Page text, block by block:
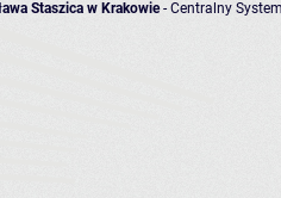
Staszica w Krakowie- Centralny